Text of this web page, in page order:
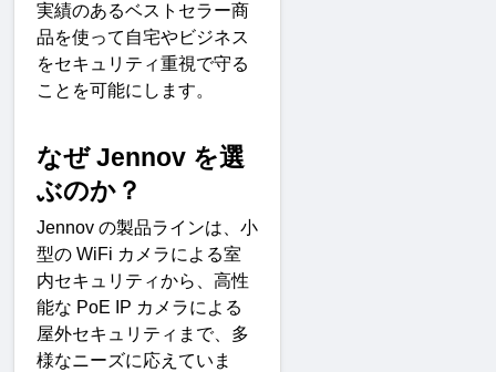
実績のあるベストセラー商
品を使って自宅やビジネス
をセキュリティ重視で守る
ことを可能にします。
なぜ Jennov を選
ぶのか ？
Jennov の製品ラインは、小
型の WiFi カメラによる室
内セキュリティから、高性
能な PoE IP カメラによる
屋外セキュリティまで、多
様なニーズに応えていま